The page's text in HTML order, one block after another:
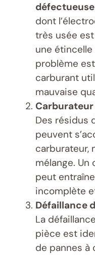
défectueuse
dont
très usée
une
problème
carburant
mauvaise
Carburateur
Des résidus
peuvent
carburateur,
mélange.
peut
incomplète
Défaillance
La
pièce est
de pannes à